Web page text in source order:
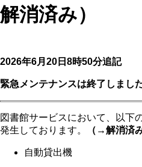
解消済み）
2026年6月20日8時50分追記
緊急メンテナンスは終了しまし
図書館サービスにおいて、以下
発生しております。
（→解消済み
自動貸出機